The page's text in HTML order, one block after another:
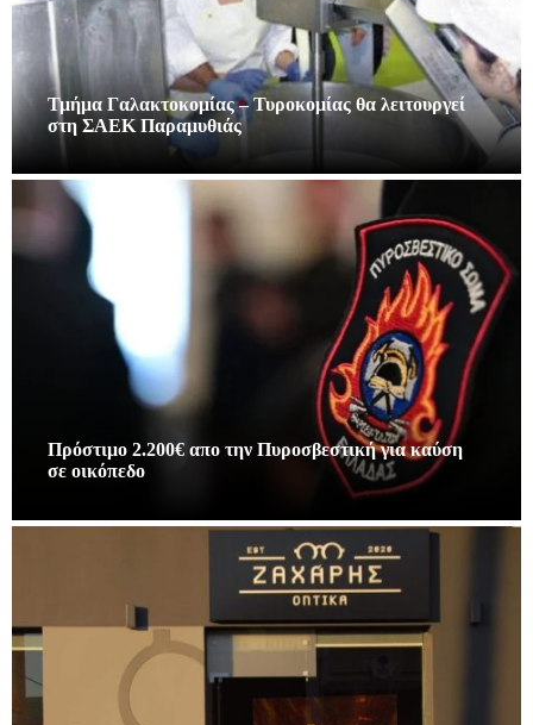
Τμήμα Γαλακτοκομίας – Τυροκομίας θα λειτουργεί
στη ΣΑΕΚ Παραμυθιάς
Πρόστιμο 2.200€ απο την Πυροσβεστική για καύση
σε οικόπεδο